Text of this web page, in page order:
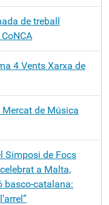
de treball
4 Vents Xarxa de
de Música
Simposi de Focs
a Malta,
basco-catalana: